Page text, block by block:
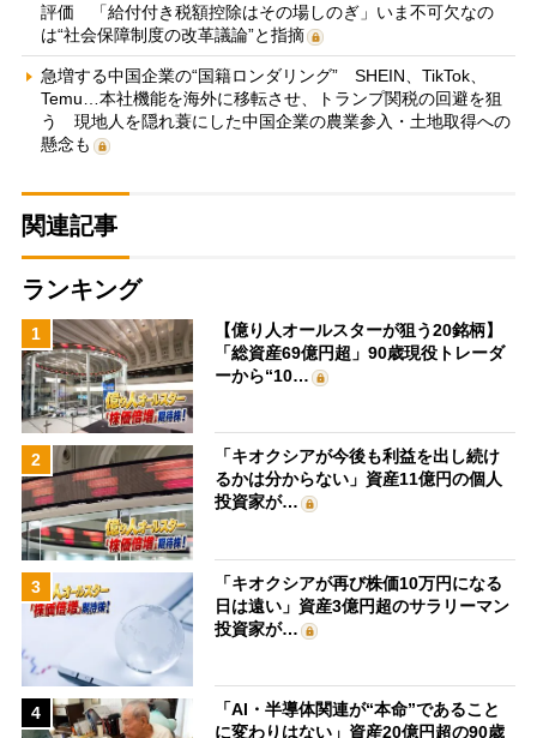
評価 「給付付き税額控除はその場しのぎ」いま不可欠なの
は“社会保障制度の改革議論”と指摘
急増する中国企業の“国籍ロンダリング” SHEIN、TikTok、
Temu…本社機能を海外に移転させ、トランプ関税の回避を狙
う 現地人を隠れ蓑にした中国企業の農業参入・土地取得への
懸念も
関連記事
ランキング
1
【億り人オールスターが狙う20銘柄】
「総資産69億円超」90歳現役トレーダ
ーから“10…
2
「キオクシアが今後も利益を出し続け
るかは分からない」資産11億円の個人
投資家が…
3
「キオクシアが再び株価10万円になる
日は遠い」資産3億円超のサラリーマン
投資家が…
4
「AI・半導体関連が“本命”であること
に変わりはない」資産20億円超の90歳